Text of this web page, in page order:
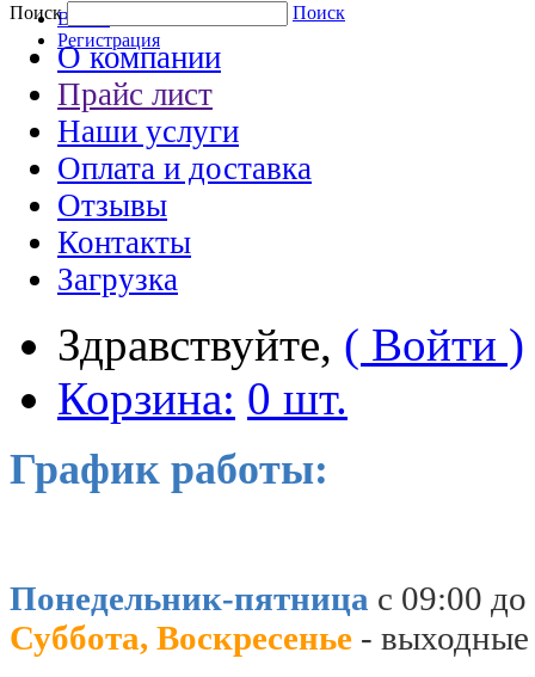
Войти
Регистрация
Поиск Поиск
О компании
Прайс лист
Наши услуги
Оплата и доставка
Отзывы
Контакты
Загрузка
Здравствуйте, ( Войти )
Корзина: 0 шт.
График работы:
Понедельник-пятница с 09:00
Суббота, Воскресенье - выходные